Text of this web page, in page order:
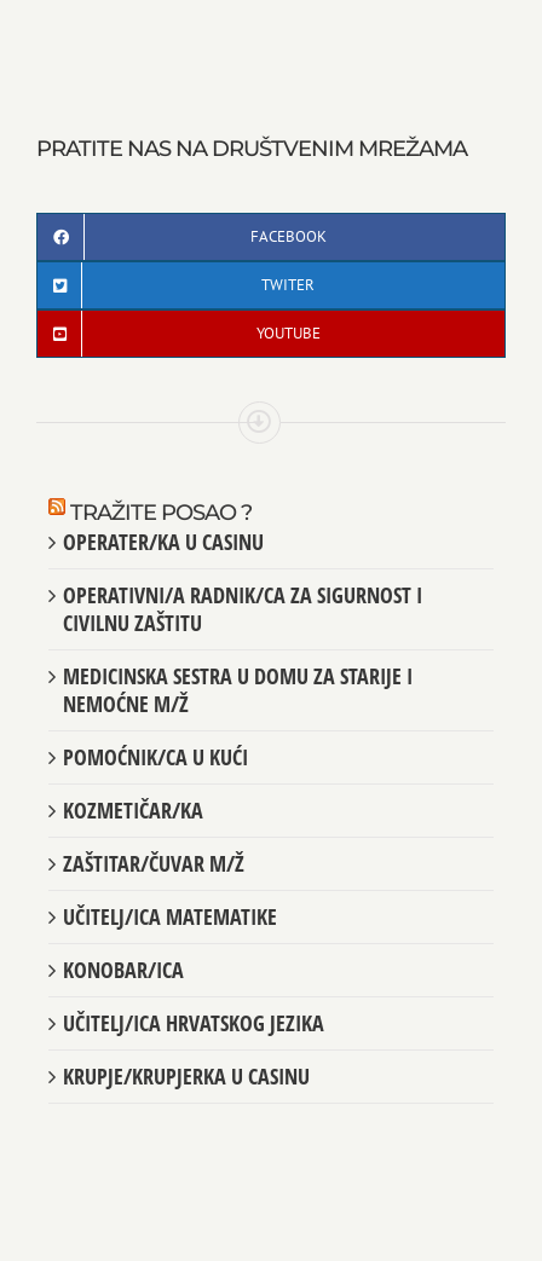
PRATITE NAS NA DRUŠTVENIM MREŽAMA
FACEBOOK
TWITER
YOUTUBE
TRAŽITE POSAO ?
OPERATER/KA U CASINU
OPERATIVNI/A RADNIK/CA ZA SIGURNOST I
CIVILNU ZAŠTITU
MEDICINSKA SESTRA U DOMU ZA STARIJE I
NEMOĆNE M/Ž
POMOĆNIK/CA U KUĆI
KOZMETIČAR/KA
ZAŠTITAR/ČUVAR M/Ž
UČITELJ/ICA MATEMATIKE
KONOBAR/ICA
UČITELJ/ICA HRVATSKOG JEZIKA
KRUPJE/KRUPJERKA U CASINU